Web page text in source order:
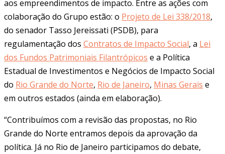
aos empreendimentos de impacto. Entre as ações com
colaboração do Grupo estão: o Projeto de Lei 338/2018,
do senador Tasso Jereissati (PSDB), para
regulamentação dos Contratos de Impacto Social, a Lei
dos Fundos Patrimoniais Filantrópicos e a Política
Estadual de Investimentos e Negócios de Impacto Social
do Rio Grande do Norte, Rio de Janeiro, Minas Gerais e
em outros estados (ainda em elaboração).
“Contribuímos com a revisão das propostas, no Rio
Grande do Norte entramos depois da aprovação da
política. Já no Rio de Janeiro participamos do debate,